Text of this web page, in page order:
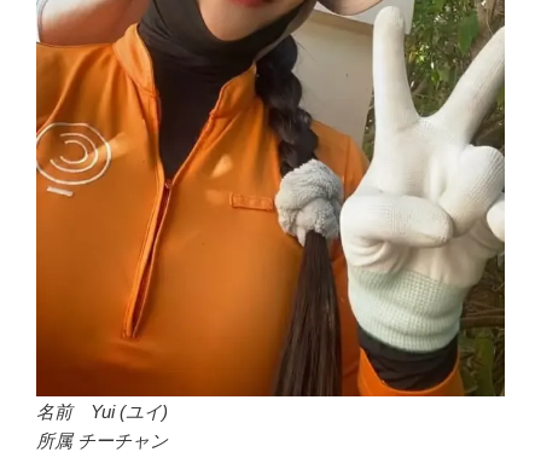
名前 Yui (ユイ)
所属 チーチャン